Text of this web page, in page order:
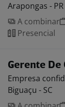
Arapongas - PR
A combinar
Presencial
Gerente De
Empresa
Biguaçu - SC